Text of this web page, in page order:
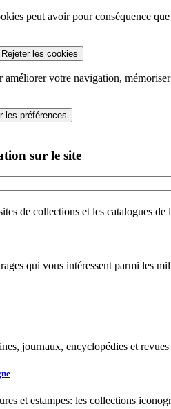
peut avoir pour conséquence
Rejeter les cookies
votre navigation,
les préférences
sur le site
de collections et les catalogues
qui vous intéressent parmi les
journaux, encyclopédies et
et estampes: les collections